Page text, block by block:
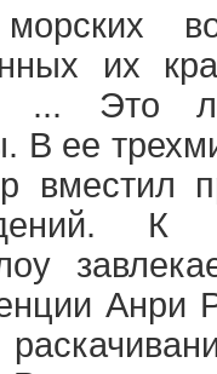
их
... Это
В ее
К